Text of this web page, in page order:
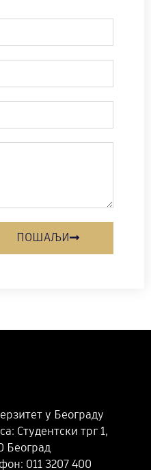
ПОШАЉИ
у Београду
Студентски трг 1,
Београд
011 3207 400